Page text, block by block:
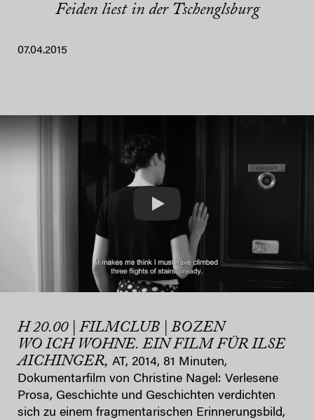
Feiden liest in der Tschenglsburg
07.04.2015
H 20.00 | FILMCLUB | BOZEN
WO ICH WOHNE. EIN FILM FÜR ILSE
AICHINGER, AT, 2014, 81 Minuten,
Dokumentarfilm von Christine Nagel: Verlesene
Prosa, Geschichte und Geschichten verdichten
sich zu einem fragmentarischen Erinnerungsbild,